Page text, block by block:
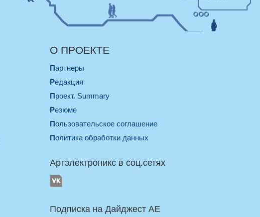
О ПРОЕКТЕ
Партнеры
Редакция
Проект. Summary
Резюме
Пользовательское соглашение
Политика обработки данных
Артэлектроникс в соц.сетях
Подписка на Дайджест AE